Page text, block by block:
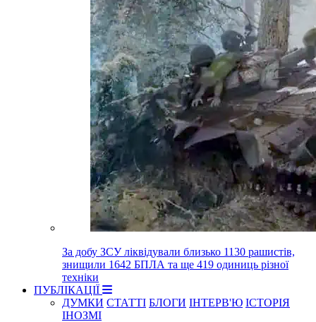
За добу ЗСУ ліквідували близько 1130 рашистів,
знищили 1642 БПЛА та ще 419 одиниць різної
техніки
ПУБЛІКАЦІЇ
ДУМКИ СТАТТІ БЛОГИ ІНТЕРВ'Ю ІСТОРІЯ
ІНОЗМІ